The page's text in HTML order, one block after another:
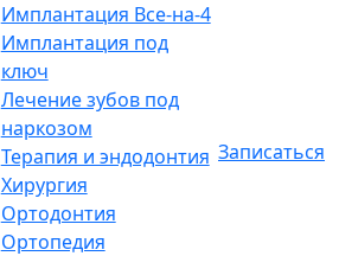
Имплантация Все-на-4
Имплантация под
ключ
Лечение зубов под
наркозом
Терапия и эндодонтия
Хирургия
Ортодонтия
Ортопедия
Записаться